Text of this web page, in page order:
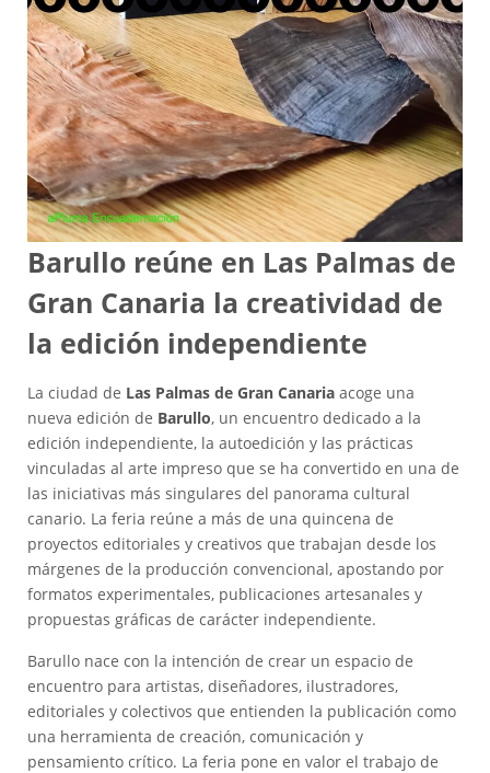
Barullo reúne en Las Palmas de
Gran Canaria la creatividad de
la edición independiente
La ciudad de Las Palmas de Gran Canaria acoge una
nueva edición de Barullo, un encuentro dedicado a la
edición independiente, la autoedición y las prácticas
vinculadas al arte impreso que se ha convertido en una de
las iniciativas más singulares del panorama cultural
canario. La feria reúne a más de una quincena de
proyectos editoriales y creativos que trabajan desde los
márgenes de la producción convencional, apostando por
formatos experimentales, publicaciones artesanales y
propuestas gráficas de carácter independiente.
Barullo nace con la intención de crear un espacio de
encuentro para artistas, diseñadores, ilustradores,
editoriales y colectivos que entienden la publicación como
una herramienta de creación, comunicación y
pensamiento crítico. La feria pone en valor el trabajo de